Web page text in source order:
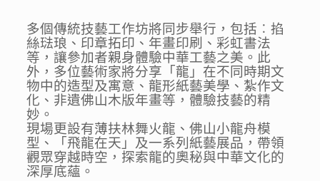
多個傳統技藝工作坊將同步舉行，包括︰掐
絲琺琅、印章拓印、年畫印刷、彩虹書法
等，讓參加者親身體驗中華工藝之美。此
外，多位藝術家將分享「龍」在不同時期文
物中的造型及寓意、龍形紙藝美學、紮作文
化、非遺佛山木版年畫等，體驗技藝的精
妙。
現場更設有薄扶林舞火龍、佛山小龍舟模
型、「飛龍在天」及一系列紙藝展品，帶領
觀眾穿越時空，探索龍的奧秘與中華文化的
深厚底蘊。